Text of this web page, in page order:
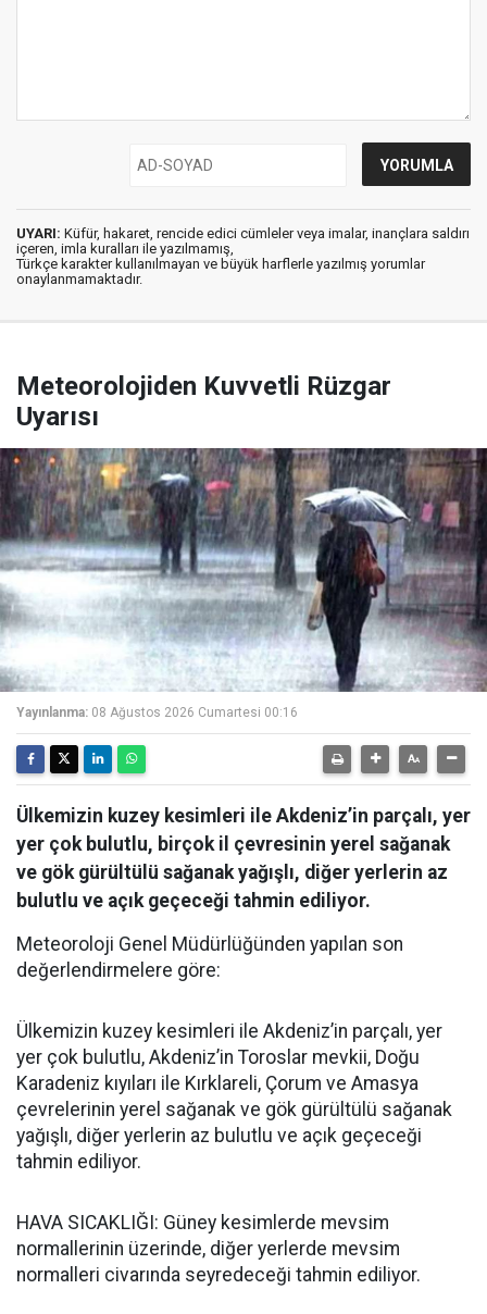
UYARI: Küfür, hakaret, rencide edici cümleler veya imalar, inançlara saldırı
içeren, imla kuralları ile yazılmamış,
Türkçe karakter kullanılmayan ve büyük harflerle yazılmış yorumlar
onaylanmamaktadır.
Meteorolojiden Kuvvetli Rüzgar
Uyarısı
Yayınlanma: 08 Ağustos 2026 Cumartesi 00:16
Ülkemizin kuzey kesimleri ile Akdeniz’in parçalı, yer
yer çok bulutlu, birçok il çevresinin yerel sağanak
ve gök gürültülü sağanak yağışlı, diğer yerlerin az
bulutlu ve açık geçeceği tahmin ediliyor.
Meteoroloji Genel Müdürlüğünden yapılan son
değerlendirmelere göre:
Ülkemizin kuzey kesimleri ile Akdeniz’in parçalı, yer
yer çok bulutlu, Akdeniz’in Toroslar mevkii, Doğu
Karadeniz kıyıları ile Kırklareli, Çorum ve Amasya
çevrelerinin yerel sağanak ve gök gürültülü sağanak
yağışlı, diğer yerlerin az bulutlu ve açık geçeceği
tahmin ediliyor.
HAVA SICAKLIĞI: Güney kesimlerde mevsim
normallerinin üzerinde, diğer yerlerde mevsim
normalleri civarında seyredeceği tahmin ediliyor.